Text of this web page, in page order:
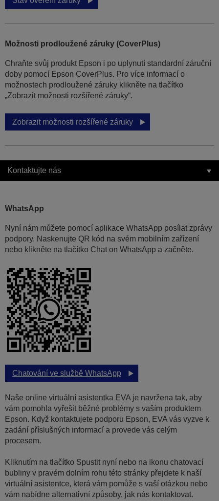
Možnosti prodloužené záruky (CoverPlus)
Chraňte svůj produkt Epson i po uplynutí standardní záruční
doby pomocí Epson CoverPlus. Pro více informací o
možnostech prodloužené záruky klikněte na tlačítko
„Zobrazit možnosti rozšířené záruky“.
Zobrazit možnosti rozšířené záruky
Kontaktujte nás
WhatsApp
Nyní nám můžete pomocí aplikace WhatsApp posílat zprávy
podpory. Naskenujte QR kód na svém mobilním zařízení
nebo klikněte na tlačítko Chat on WhatsApp a začněte.
Chatování ve službě WhatsApp
Naše online virtuální asistentka EVA je navržena tak, aby
vám pomohla vyřešit běžné problémy s vaším produktem
Epson. Když kontaktujete podporu Epson, EVA vás vyzve k
zadání příslušných informací a provede vás celým
procesem.
Kliknutím na tlačítko Spustit nyní nebo na ikonu chatovací
bubliny v pravém dolním rohu této stránky přejdete k naší
virtuální asistentce, která vám pomůže s vaší otázkou nebo
vám nabídne alternativní způsoby, jak nás kontaktovat.